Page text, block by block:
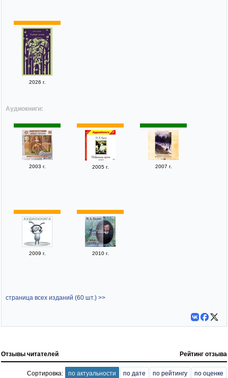
2026 г.
Аудиокниги:
2003 г. 2005 г. 2007 г.
2009 г. 2010 г.
страница всех изданий (60 шт.) >>
Отзывы читателей Рейтинг отзыва
Сортировка: по актуальности по дате по рейтингу по оценке